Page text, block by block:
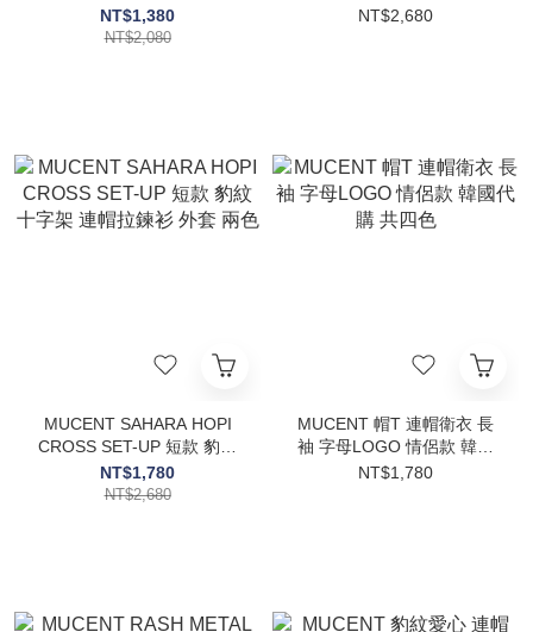
國代購 兩色
NT$1,380
NT$2,080
男版 中性款
NT$2,680
MUCENT SAHARA HOPI
CROSS SET-UP 短款 豹紋
十字架 連帽拉鍊衫 外套 兩
色
NT$1,780
NT$2,680
MUCENT 帽T 連帽衛衣 長
袖 字母LOGO 情侶款 韓國
代購 共四色
NT$1,780